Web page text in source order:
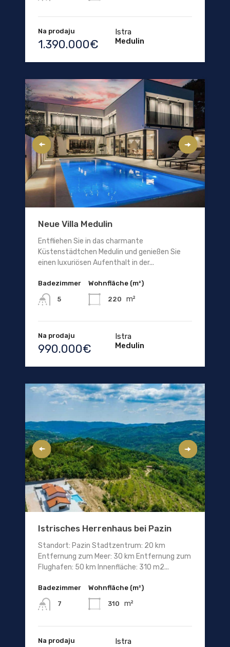
Na prodaju
1.390.000€
Istra
Medulin
Neue Villa Medulin
Entfliehen Sie in das charmante
Küstenstädtchen Medulin und genießen Sie
einen luxuriösen Aufenthalt in der...
Badezimmer
5
Wohnfläche (m²)
220 m²
Na prodaju
990.000€
Istra
Medulin
Istrisches Herrenhaus bei Pazin
Standort: Pazin Stadtzentrum: 20 km
Entfernung zum Meer: 30 km Entfernung zum
Flughafen: 50 km Innenfläche: 310 m2...
Badezimmer
7
Wohnfläche (m²)
310 m²
Na prodaju
Istra